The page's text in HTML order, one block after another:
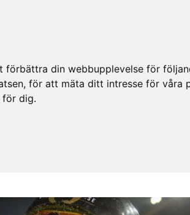
förbättra din webbupplevelse för
, för att mäta ditt intresse för våra
för dig.